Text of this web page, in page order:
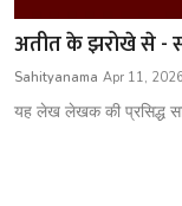
आलेख
शख्सियत
अतीत के झरोखे से -
Sahityanama Apr 11, 2026
यह लेख लेखक की प्रसिद्ध